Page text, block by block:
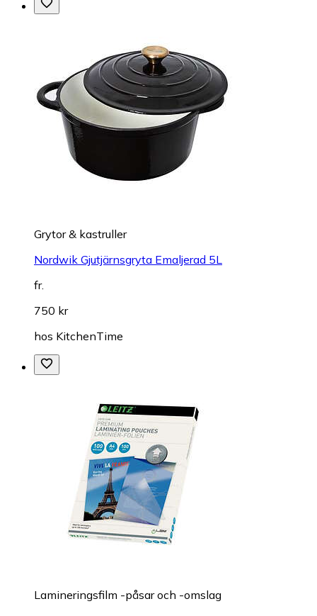
Grytor & kastruller
Nordwik Gjutjärnsgryta Emaljerad 5L
fr.
750 kr
hos KitchenTime
Lamineringsfilm -påsar och -omslag